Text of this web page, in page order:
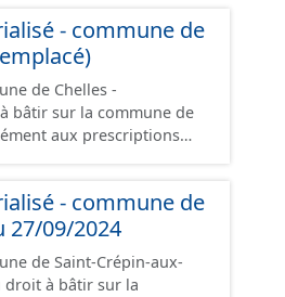
et les données
opposables d'un point
- commune de
de Chelles -
aux prescriptions
géographiques.
il est rappelé que seuls
point de vue juridique.
- commune de
27/09/2024
de Saint-Crépin-aux-